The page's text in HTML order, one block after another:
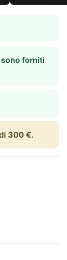
sono forniti
300 €.